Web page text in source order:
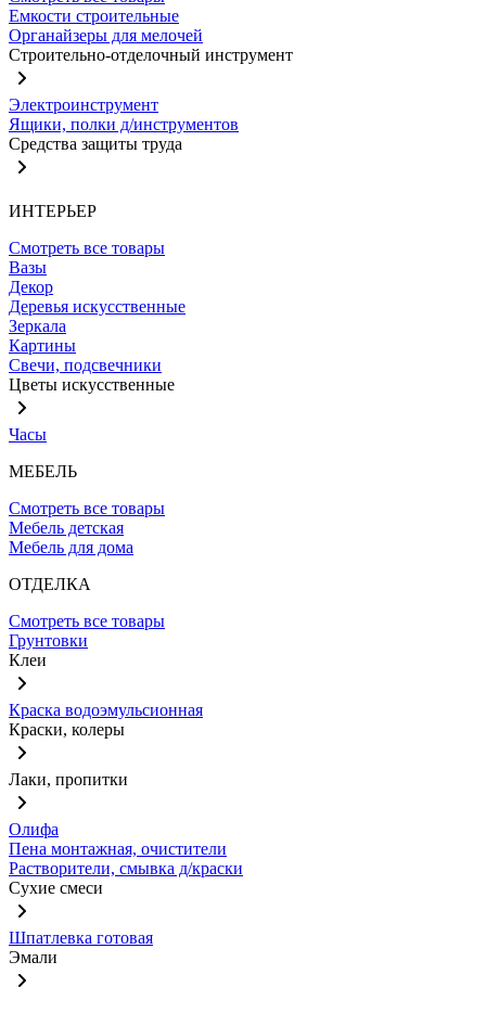
Емкости строительные
Органайзеры для мелочей
Строительно-отделочный инструмент
Электроинструмент
Ящики, полки д/инструментов
Средства защиты труда
ИНТЕРЬЕР
Смотреть все товары
Вазы
Декор
Деревья искусственные
Зеркала
Картины
Свечи, подсвечники
Цветы искусственные
Часы
МЕБЕЛЬ
Смотреть все товары
Мебель детская
Мебель для дома
ОТДЕЛКА
Смотреть все товары
Грунтовки
Клеи
Краска водоэмульсионная
Краски, колеры
Лаки, пропитки
Олифа
Пена монтажная, очистители
Растворители, смывка д/краски
Сухие смеси
Шпатлевка готовая
Эмали